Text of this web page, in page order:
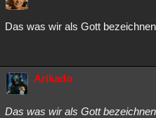
Das was wir als Gott
Arikado
Das was wir als Gott